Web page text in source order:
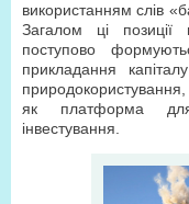
використанням слів
Загалом ці позиції
поступово
прикладання
як платформа для
інвестування.